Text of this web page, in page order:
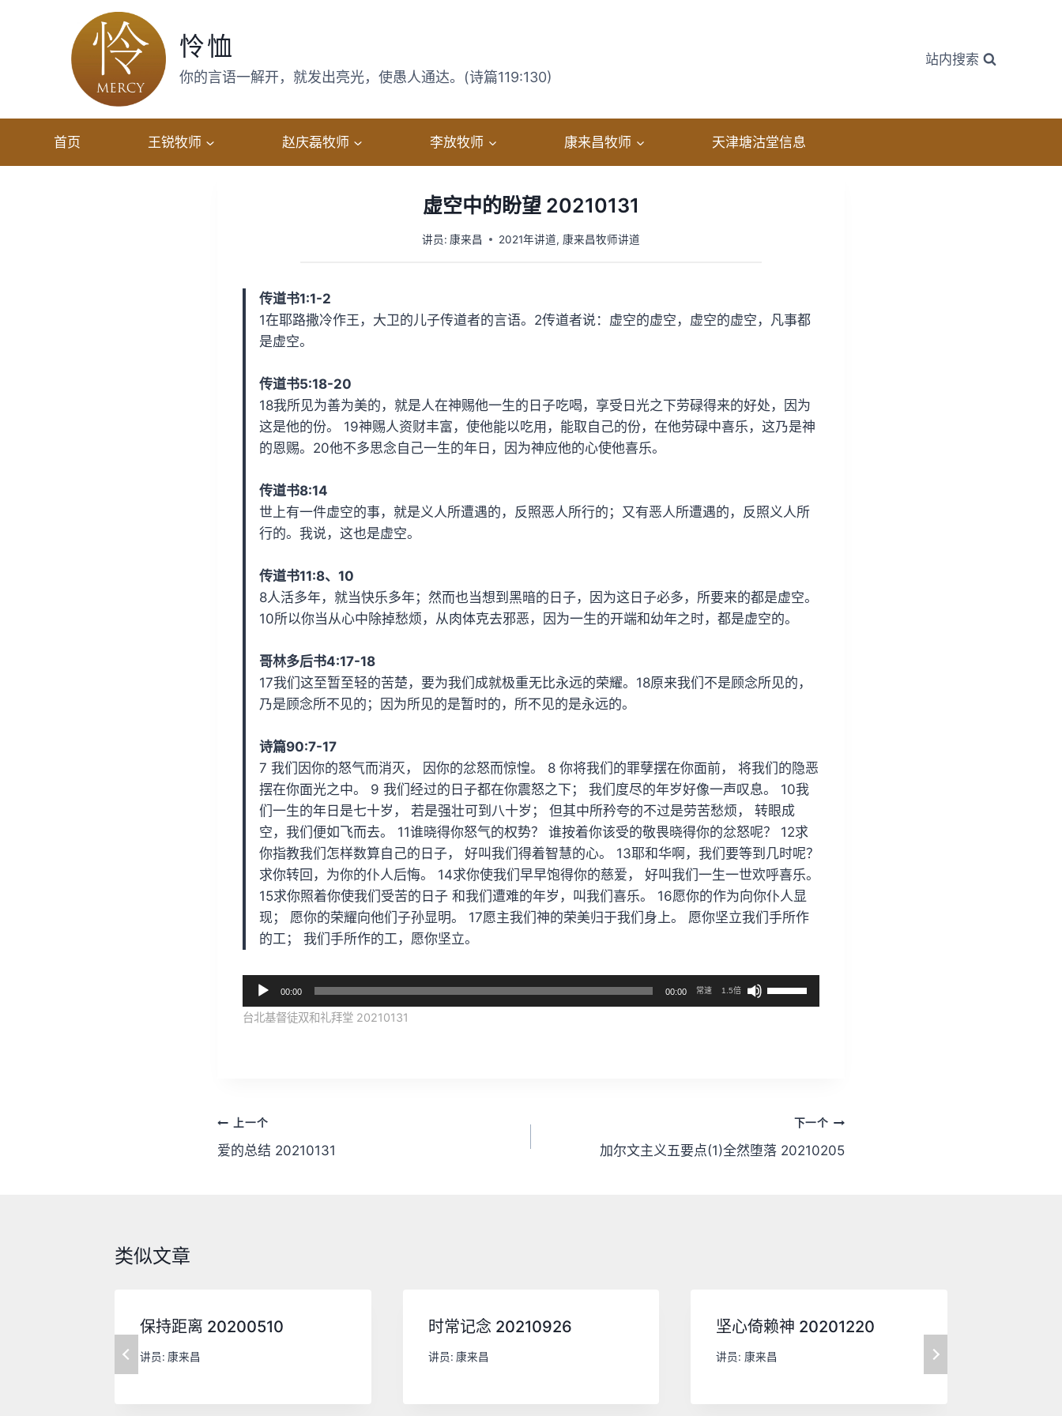
怜恤
你的言语一解开，就发出亮光，使愚人通达。(诗篇119:130)
站内搜索
首页 王锐牧师 赵庆磊牧师 李放牧师 康来昌牧师 天津塘沽堂信息
虚空中的盼望 20210131
讲员: 康来昌 2021年讲道, 康来昌牧师讲道
传道书1:1-2
1在耶路撒冷作王，大卫的儿子传道者的言语。2传道者说：虚空的虚空，虚空的虚空，凡事都
是虚空。
传道书5:18-20
18我所见为善为美的，就是人在神赐他一生的日子吃喝，享受日光之下劳碌得来的好处，因为
这是他的份。 19神赐人资财丰富，使他能以吃用，能取自己的份，在他劳碌中喜乐，这乃是神
的恩赐。20他不多思念自己一生的年日，因为神应他的心使他喜乐。
传道书8:14
世上有一件虚空的事，就是义人所遭遇的，反照恶人所行的；又有恶人所遭遇的，反照义人所
行的。我说，这也是虚空。
传道书11:8、10
8人活多年，就当快乐多年；然而也当想到黑暗的日子，因为这日子必多，所要来的都是虚空。
10所以你当从心中除掉愁烦，从肉体克去邪恶，因为一生的开端和幼年之时，都是虚空的。
哥林多后书4:17-18
17我们这至暂至轻的苦楚，要为我们成就极重无比永远的荣耀。18原来我们不是顾念所见的，
乃是顾念所不见的；因为所见的是暂时的，所不见的是永远的。
诗篇90:7-17
7 我们因你的怒气而消灭， 因你的忿怒而惊惶。 8 你将我们的罪孽摆在你面前， 将我们的隐恶
摆在你面光之中。 9 我们经过的日子都在你震怒之下； 我们度尽的年岁好像一声叹息。 10我
们一生的年日是七十岁， 若是强壮可到八十岁； 但其中所矜夸的不过是劳苦愁烦， 转眼成
空，我们便如飞而去。 11谁晓得你怒气的权势？ 谁按着你该受的敬畏晓得你的忿怒呢？ 12求
你指教我们怎样数算自己的日子， 好叫我们得着智慧的心。 13耶和华啊，我们要等到几时呢？
求你转回，为你的仆人后悔。 14求你使我们早早饱得你的慈爱， 好叫我们一生一世欢呼喜乐。
15求你照着你使我们受苦的日子 和我们遭难的年岁，叫我们喜乐。 16愿你的作为向你仆人显
现； 愿你的荣耀向他们子孙显明。 17愿主我们神的荣美归于我们身上。 愿你坚立我们手所作
的工； 我们手所作的工，愿你坚立。
频
播
00:00 00:00 常速 1.5倍
使
用
来
。
台北基督徒双和礼拜堂 20210131
文
章
上一个
爱的总结 20210131
下一个
加尔文主义五要点(1)全然堕落 20210205
类似文章
保持距离 20200510
讲员: 康来昌
时常记念 20210926
讲员: 康来昌
坚心倚赖神 20201220
讲员: 康来昌